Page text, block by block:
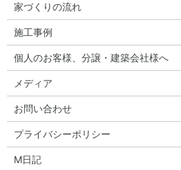
家づくりの流れ
施工事例
個人のお客様、分譲・建築会社様へ
メディア
お問い合わせ
プライバシーポリシー
M日記